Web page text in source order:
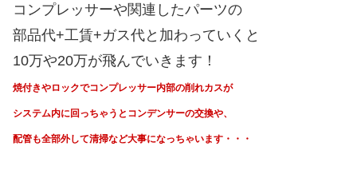
コンプレッサーや関連したパーツの
部品代+工賃+ガス代と加わっていくと
10万や20万が飛んでいきます！
焼付きやロックでコンプレッサー内部の削れカスが
システム内に回っちゃうと コンデンサーの交換や、
配管も全部外して清掃など大事になっちゃいます・・・